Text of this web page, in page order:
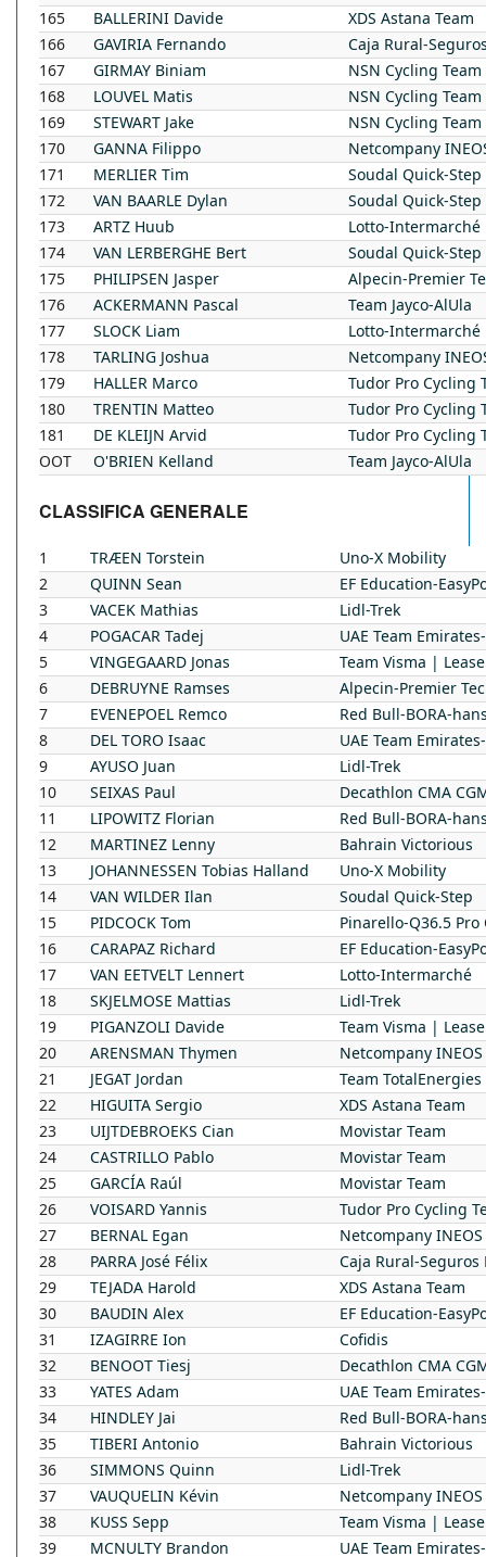
165
BALLERINI Davide
XDS Astana Team
166
GAVIRIA Fernando
Caja Rural-
167
GIRMAY Biniam
NSN Cycling Team
168
LOUVEL Matis
NSN Cycling Team
169
STEWART Jake
NSN Cycling Team
170
GANNA Filippo
Netcompany
171
MERLIER Tim
Soudal Quick-Step
172
VAN BAARLE Dylan
Soudal Quick-Step
173
ARTZ Huub
Lotto-Intermarché
174
VAN LERBERGHE Bert
Soudal Quick-Step
175
PHILIPSEN Jasper
Alpecin-Premier
176
ACKERMANN Pascal
Team Jayco-AlUla
177
SLOCK Liam
Lotto-Intermarché
178
TARLING Joshua
Netcompany
179
HALLER Marco
Tudor Pro Cycling
180
TRENTIN Matteo
Tudor Pro Cycling
181
DE KLEIJN Arvid
Tudor Pro Cycling
OOT
O'BRIEN Kelland Team Jayco-AlUla
CLASSIFICA GENERALE
1 TRÆEN Torstein
Uno-X Mobility
2
QUINN Sean
EF Education-
3
VACEK Mathias
Lidl-Trek
4
POGACAR Tadej
UAE Team
5
VINGEGAARD Jonas
Team Visma |
6
DEBRUYNE Ramses
Alpecin-Premier
7
EVENEPOEL Remco
Red Bull-BORA-
8
DEL TORO Isaac
UAE Team
9
AYUSO Juan
Lidl-Trek
10
SEIXAS Paul
Decathlon CMA
11
LIPOWITZ Florian
Red Bull-BORA-
12
MARTINEZ Lenny
Bahrain Victorious
13
JOHANNESSEN Tobias Halland
Uno-X Mobility
14
VAN WILDER Ilan
Soudal Quick-Step
15
PIDCOCK Tom
Pinarello-Q36.5 Pro
16
CARAPAZ Richard
EF Education-
17
VAN EETVELT Lennert
Lotto-Intermarché
18
SKJELMOSE Mattias
Lidl-Trek
19
PIGANZOLI Davide
Team Visma |
20
ARENSMAN Thymen
Netcompany
21
JEGAT Jordan
Team TotalEnergies
22
HIGUITA Sergio
XDS Astana Team
23
UIJTDEBROEKS Cian
Movistar Team
24
CASTRILLO Pablo
Movistar Team
25
GARCÍA Raúl
Movistar Team
26
VOISARD Yannis
Tudor Pro Cycling
27
BERNAL Egan
Netcompany
28
PARRA José Félix
Caja Rural-Seguros
29
TEJADA Harold
XDS Astana Team
30
BAUDIN Alex
EF Education-
31
IZAGIRRE Ion
Cofidis
32
BENOOT Tiesj
Decathlon CMA
33
YATES Adam
UAE Team
34
HINDLEY Jai
Red Bull-BORA-
35
TIBERI Antonio
Bahrain Victorious
36
SIMMONS Quinn
Lidl-Trek
37
VAUQUELIN Kévin
Netcompany
38
KUSS Sepp
Team Visma |
39
MCNULTY Brandon
UAE Team